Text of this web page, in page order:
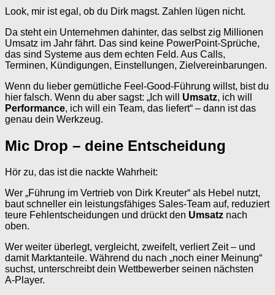
Look, mir ist egal, ob du Dirk magst. Zahlen lügen nicht.
Da steht ein Unternehmen dahinter, das selbst zig Millionen
Umsatz im Jahr fährt. Das sind keine PowerPoint-Sprüche,
das sind Systeme aus dem echten Feld. Aus Calls,
Terminen, Kündigungen, Einstellungen, Zielvereinbarungen.
Wenn du lieber gemütliche Feel-Good-Führung willst, bist du
hier falsch. Wenn du aber sagst: „Ich will Umsatz, ich will
Performance, ich will ein Team, das liefert“ – dann ist das
genau dein Werkzeug.
Mic Drop – deine Entscheidung
Hör zu, das ist die nackte Wahrheit:
Wer „Führung im Vertrieb von Dirk Kreuter“ als Hebel nutzt,
baut schneller ein leistungsfähiges Sales-Team auf, reduziert
teure Fehlentscheidungen und drückt den Umsatz nach
oben.
Wer weiter überlegt, vergleicht, zweifelt, verliert Zeit – und
damit Marktanteile. Während du nach „noch einer Meinung“
suchst, unterschreibt dein Wettbewerber seinen nächsten
A‑Player.